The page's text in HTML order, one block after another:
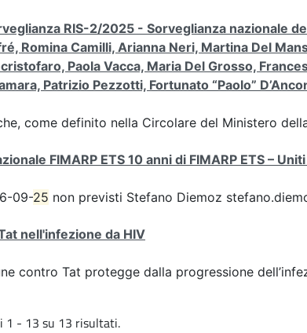
RIS-2/2025 - Sorveglianza nazionale
Romina Camilli, Arianna Neri, Martina Del
Paola Vacca, Maria Del Grosso,
Patrizio Pezzotti, Fortunato “Paolo”
come definito nella Circolare del Ministero
FIMARP ETS 10 anni di FIMARP ETS –
09-25 non previsti Stefano Diemoz
nell'infezione da HIV
contro Tat protegge dalla progressione
1 - 13 su 13 risultati.